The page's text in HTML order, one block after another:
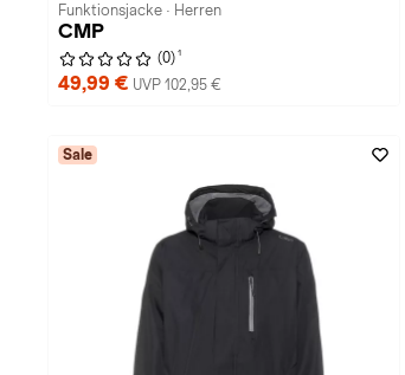
Funktionsjacke · Herren
CMP
(0) 1
49,99 € UVP 102,95 €
Sale